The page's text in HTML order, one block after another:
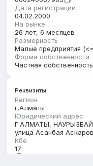
Дата регистрации
04.02.2000
На рынке
26 лет, 6 месяцев
Размерность
Малые предприятия
Форма собственности
Частная собственность
Реквизиты
Регион
г.Алматы
Юридический адрес
Г.АЛМАТЫ,
улица Асанбая
Кбе
17